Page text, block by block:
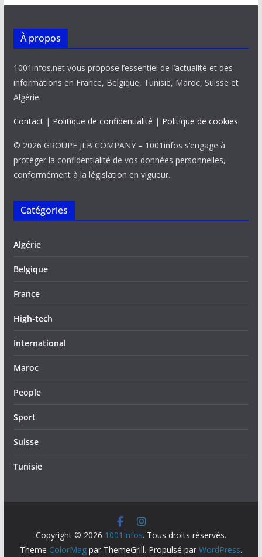
À propos
1001infos.net vous propose l’essentiel de l’actualité et des
informations en France, Belgique, Tunisie, Maroc, Suisse et
Algérie.
Contact| Politique de confidentialité | Politique de cookies
© 2026 GROUPE JLB COMPANY – 1001infos s’engage à
protéger la confidentialité de vos données personnelles,
conformément à la législation en vigueur.
Catégories
Algérie
Belgique
France
High-tech
International
Maroc
People
Sport
Suisse
Tunisie
Copyright © 2026 1001Infos. Tous droits réservés.
Theme ColorMagpar ThemeGrill. Propulsé par WordPress.